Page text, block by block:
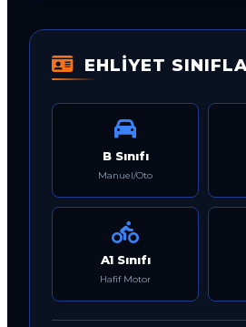
EHLİYET
B Sınıfı
Manuel/Oto
A1 Sınıfı
Hafif Motor